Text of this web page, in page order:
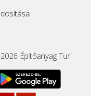
Építőanyag Turi